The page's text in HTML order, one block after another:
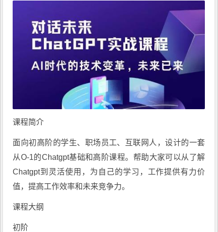
课程简介
面向初高阶的学生、职场员工、互联网人，设计的一套
从O-1的Chatgpt基础和高阶课程。帮助大家可以从了解
Chatgpt到灵活使用，为自己的学习，工作提供有力价
值，提高工作效率和未来竞争力。
课程大纲
初阶